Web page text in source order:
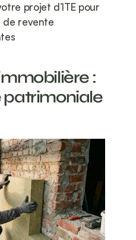
projet d’ITE pour
de revente
:
patrimoniale